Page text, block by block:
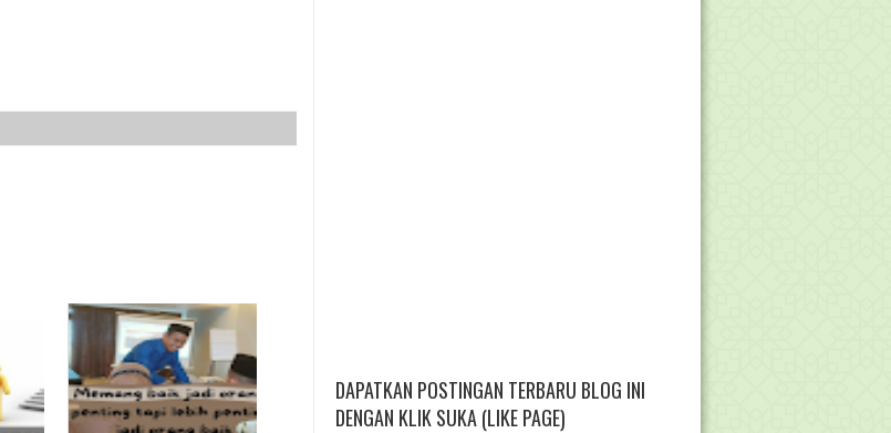
DAPATKAN POSTINGAN TERBARU BLOG INI
DENGAN KLIK SUKA (LIKE PAGE)